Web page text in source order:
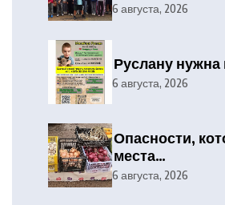
6 августа, 2026
Руслану
6 августа, 2026
Опасности,
места
6 августа, 2026